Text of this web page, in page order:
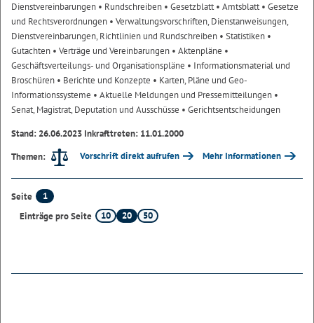
Dienstvereinbarungen • Rundschreiben • Gesetzblatt• Amtsblatt• Gesetze
und Rechtsverordnungen • Verwaltungsvorschriften, Dienstanweisungen,
Dienstvereinbarungen, Richtlinien und Rundschreiben • Statistiken •
Gutachten • Verträge und Vereinbarungen • Aktenpläne •
Geschäftsverteilungs- und Organisationspläne • Informationsmaterial und
Broschüren • Berichte und Konzepte • Karten, Pläne und Geo-
Informationssysteme • Aktuelle Meldungen und Pressemitteilungen •
Senat, Magistrat, Deputation und Ausschüsse • Gerichtsentscheidungen
Stand: 26.06.2023 Inkrafttreten: 11.01.2000
Themen:
Vorschrift direkt aufrufen Mehr Informationen
Seite
1
Einträge pro Seite
10 20 50